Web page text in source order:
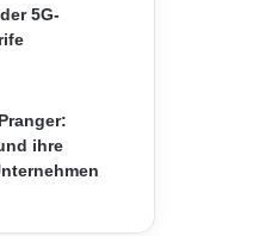
5G-
ihre